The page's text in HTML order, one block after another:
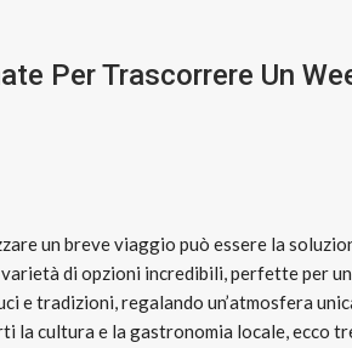
Per Trascorrere Un
un breve viaggio può essere la
di opzioni incredibili, perfette per
e tradizioni, regalando un’atmosfera
la cultura e la gastronomia locale, ecco